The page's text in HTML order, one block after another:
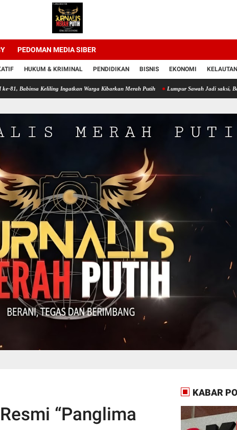
PEDOMAN MEDIA SIBER
HUKUM & KRIMINAL PENDIDIKAN BISNIS EKONOMI KELAUTAN
Keliling Ingatkan Warga Kibarkan Merah Putih Lumpur Sawah Jadi saksi, Babinsa Terjun
“Panglima
KABAR